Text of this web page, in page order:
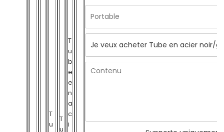
T
u
T
u
T
u
b
e
e
n
a
c
i